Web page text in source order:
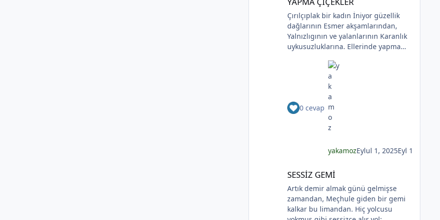
paylaşımlar üyeler dışında (arama
motorları dahil) hiçbir şekilde
görüntülenemez.
bir çiçek aldım sen sandım
Koklamadım.Uğur Arslan
Çırılçıplak bir kadın İniyor güzellik
dağlarının Esmer akşamlarından,
Yalnızlıgının ve yalanlarının Karanlık
uykusuzluklarına. Ellerinde yapma
yakın Kadının sakladıklarının Günlere
gecelere bölünmüşÜşümüşlüğüBakın
Sizlerle, Yapma çiçeklerle örtülmüş.
Yapma çiçekler Kadını kırmayın, rahat
bırakın. Yapma çiçekler Solan
renkleriyle ellerinde kadının Bunu
bilmeyecekler. Yapma çiçeklerin
o çılgın renkler Kadının gözlerinde
0 cevap
yakamozEylul 1, 2025Eyl 1
SESSİZ GEMİ
Artık demir almak günü gelmişse
zamandan, Meçhule giden bir gemi
kalkar bu limandan. Hiç yolcusu